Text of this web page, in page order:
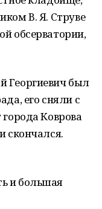
В. Я. Струве
обсерватории,
Георгиевич был
его сняли с
Коврова
скончался.
и большая